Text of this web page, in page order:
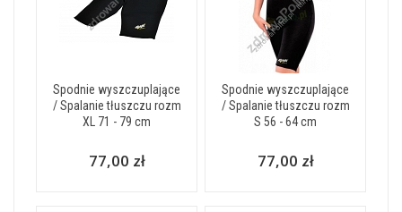
Spodnie wyszczuplające
/ Spalanie tłuszczu rozm
XL 71 - 79 cm
77,00 zł
Spodnie wyszczuplające
/ Spalanie tłuszczu rozm
S 56 - 64 cm
77,00 zł